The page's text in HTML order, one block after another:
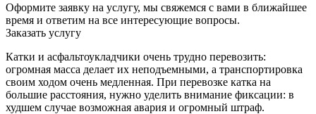
Оформите заявку на услугу, мы свяжемся с вами в ближайшее
время и ответим на все интересующие вопросы.
Заказать услугу
Катки и асфальтоукладчики очень трудно перевозить:
огромная масса делает их неподъемными, а транспортировка
своим ходом очень медленная. При перевозке катка на
большие расстояния, нужно уделить внимание фиксации: в
худшем случае возможная авария и огромный штраф.